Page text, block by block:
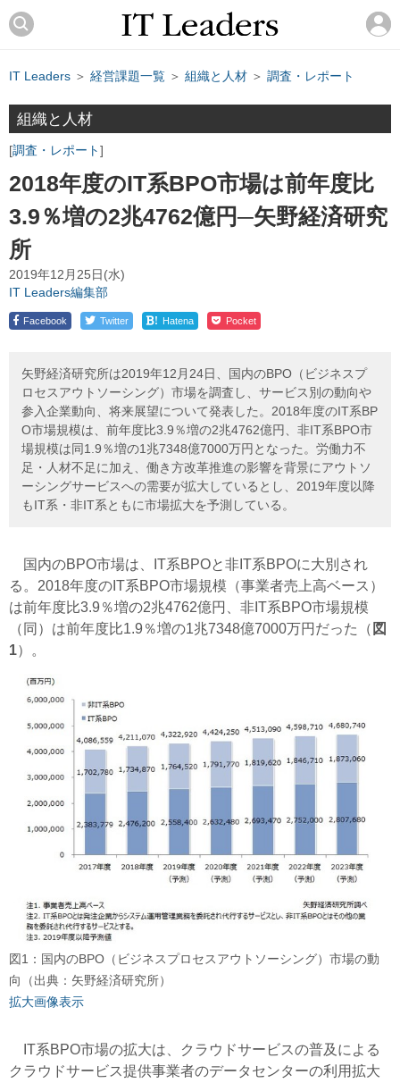
IT Leaders ＞ 経営課題一覧 ＞ 組織と人材 ＞ 調査・レポート
組織と人材
調査・レポート
2018年度のIT系BPO市場は前年度比
3.9％増の2兆4762億円─矢野経済研究
所
2019年12月25日(水)
IT Leaders編集部
Facebook Twitter ! Hatena Pocket
矢野経済研究所は2019年12月24日、国内のBPO（ビジネスプ
ロセスアウトソーシング）市場を調査し、サービス別の動向や
参入企業動向、将来展望について発表した。2018年度のIT系BP
O市場規模は、前年度比3.9％増の2兆4762億円、非IT系BPO市
場規模は同1.9％増の1兆7348億7000万円となった。労働力不
足・人材不足に加え、働き方改革推進の影響を背景にアウトソ
ーシングサービスへの需要が拡大しているとし、2019年度以降
もIT系・非IT系ともに市場拡大を予測している。
国内のBPO市場は、IT系BPOと非IT系BPOに大別され
る。2018年度のIT系BPO市場規模（事業者売上高ベース）
は前年度比3.9％増の2兆4762億円、非IT系BPO市場規模
（同）は前年度比1.9％増の1兆7348億7000万円だった（ 図
1）。
図1：国内のBPO（ビジネスプロセスアウトソーシング）市場の動
向（出典：矢野経済研究所）
拡大画像表示
IT系BPO市場の拡大は、クラウドサービスの普及による
クラウドサービス提供事業者のデータセンターの利用拡大